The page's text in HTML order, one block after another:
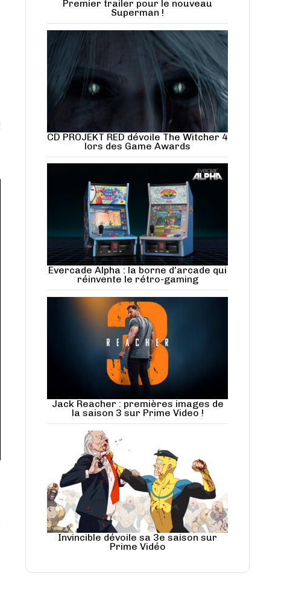
Premier trailer pour le nouveau
Superman !
CD PROJEKT RED dévoile The Witcher 4
lors des Game Awards
Evercade Alpha : la borne d’arcade qui
réinvente le rétro-gaming
Jack Reacher : premières images de
la saison 3 sur Prime Video !
Invincible dévoile sa 3e saison sur
Prime Vidéo